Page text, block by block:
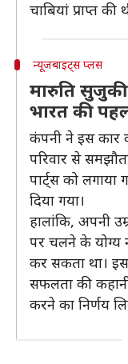
चाबियां प्राप्त की
न्यूजबाइट्स प्लस
मारुति
भारत की
कंपनी ने इस कार
परिवार से
पार्ट्स को
दिया गया।
हालांकि, अपनी
पर चलने के योग्य
कर सकता था।
सफलता की
करने का निर्णय